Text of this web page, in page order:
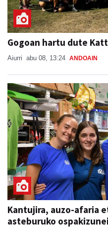
Gogoan hartu dute
Aiurri abu 08, 13:24 ANDOAIN
Kantujira, auzo-afaria
asteburuko